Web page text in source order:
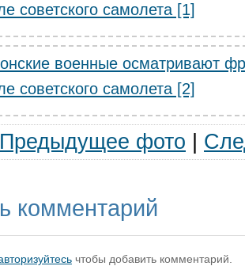
советского самолета [1]
военные осматривают
советского самолета [2]
Предыдущее фото
комментарий
чтобы добавить комментарий.